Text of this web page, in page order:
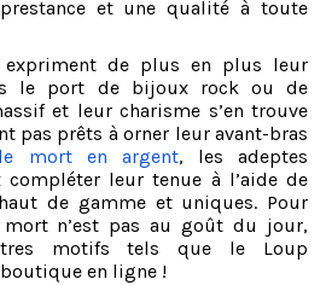
et une qualité à toute
expriment de plus en plus leur
le port de bijoux rock ou de
et leur charisme s’en trouve
pas prêts à orner leur avant-bras
mort en argent, les adeptes
leur tenue à l’aide de
de gamme et uniques. Pour
n’est pas au goût du jour,
motifs tels que le Loup
en ligne !